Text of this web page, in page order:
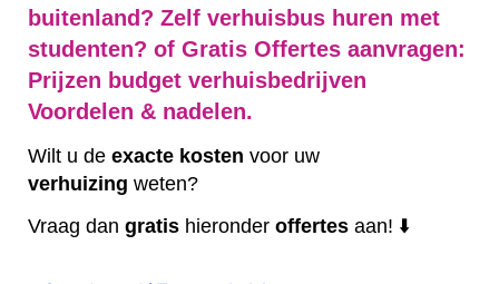
buitenland? Zelf verhuisbus huren met
studenten? of Gratis Offertes aanvragen:
Prijzen budget verhuisbedrijven
Voordelen & nadelen.
Wilt u de exacte kosten voor uw
verhuizing weten?
Vraag dan gratis hieronder offertes aan! ⬇️